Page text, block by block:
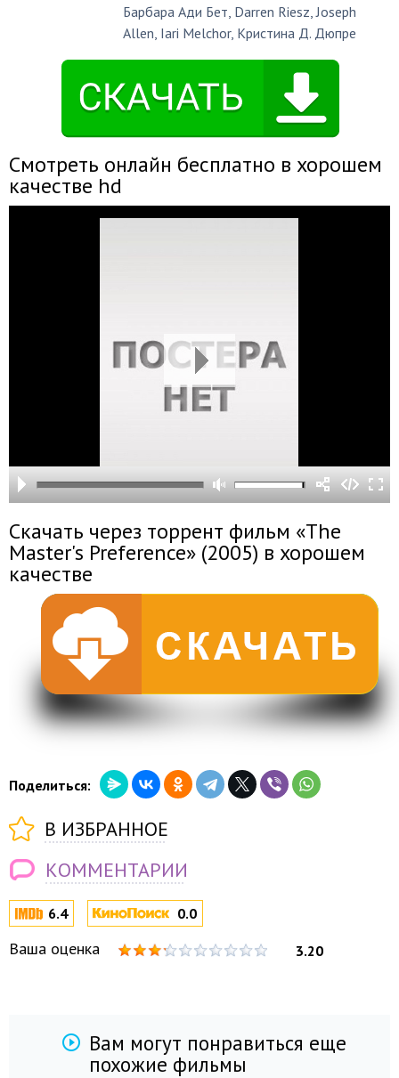
Барбара Ади Бет, Darren Riesz,Joseph
Allen, Iari Melchor, Кристина Д. Дюпре
6.4 0.0
Ваша оценка 3.20
Смотреть онлайн бесплатно в хорошем
качестве hd
Скачать через торрент фильм «The
Master's Preference» (2005) в хорошем
качестве
Поделиться:
В ИЗБРАННОЕ
КОММЕНТАРИИ
Вам могут понравиться еще
похожие фильмы